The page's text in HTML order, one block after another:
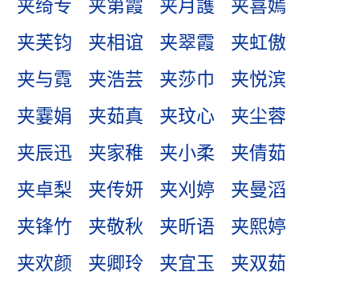
夹绮专
夹第霞 夹月護
夹喜嫣
夹芙钧
夹相谊 夹翠霞
夹虹傲
夹与霓
夹浩芸 夹莎巾
夹悦滨
夹霎娟
夹茹真 夹玟心
夹尘蓉
夹辰迅
夹家稚 夹小柔
夹倩茹
夹卓梨
夹传妍 夹刈婷
夹曼滔
夹锋竹
夹敬秋 夹昕语
夹熙婷
夹欢颜
夹卿玲 夹宜玉
夹双茹